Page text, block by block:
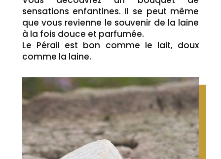
sensations enfantines. Il se peut même
que vous revienne le souvenir de la laine
à la fois douce et parfumée.
Le Pérail est bon comme le lait, doux
comme la laine.